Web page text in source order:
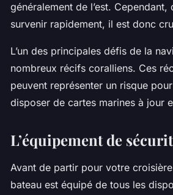
généralement de l’est.
survenir rapidement, il est donc
L’un des principales défis de la
nombreux récifs coralliens. Ces
peuvent représenter un risque
disposer de cartes marines à jour
L’équipement de
Avant de partir pour votre
bateau est équipé de tous les